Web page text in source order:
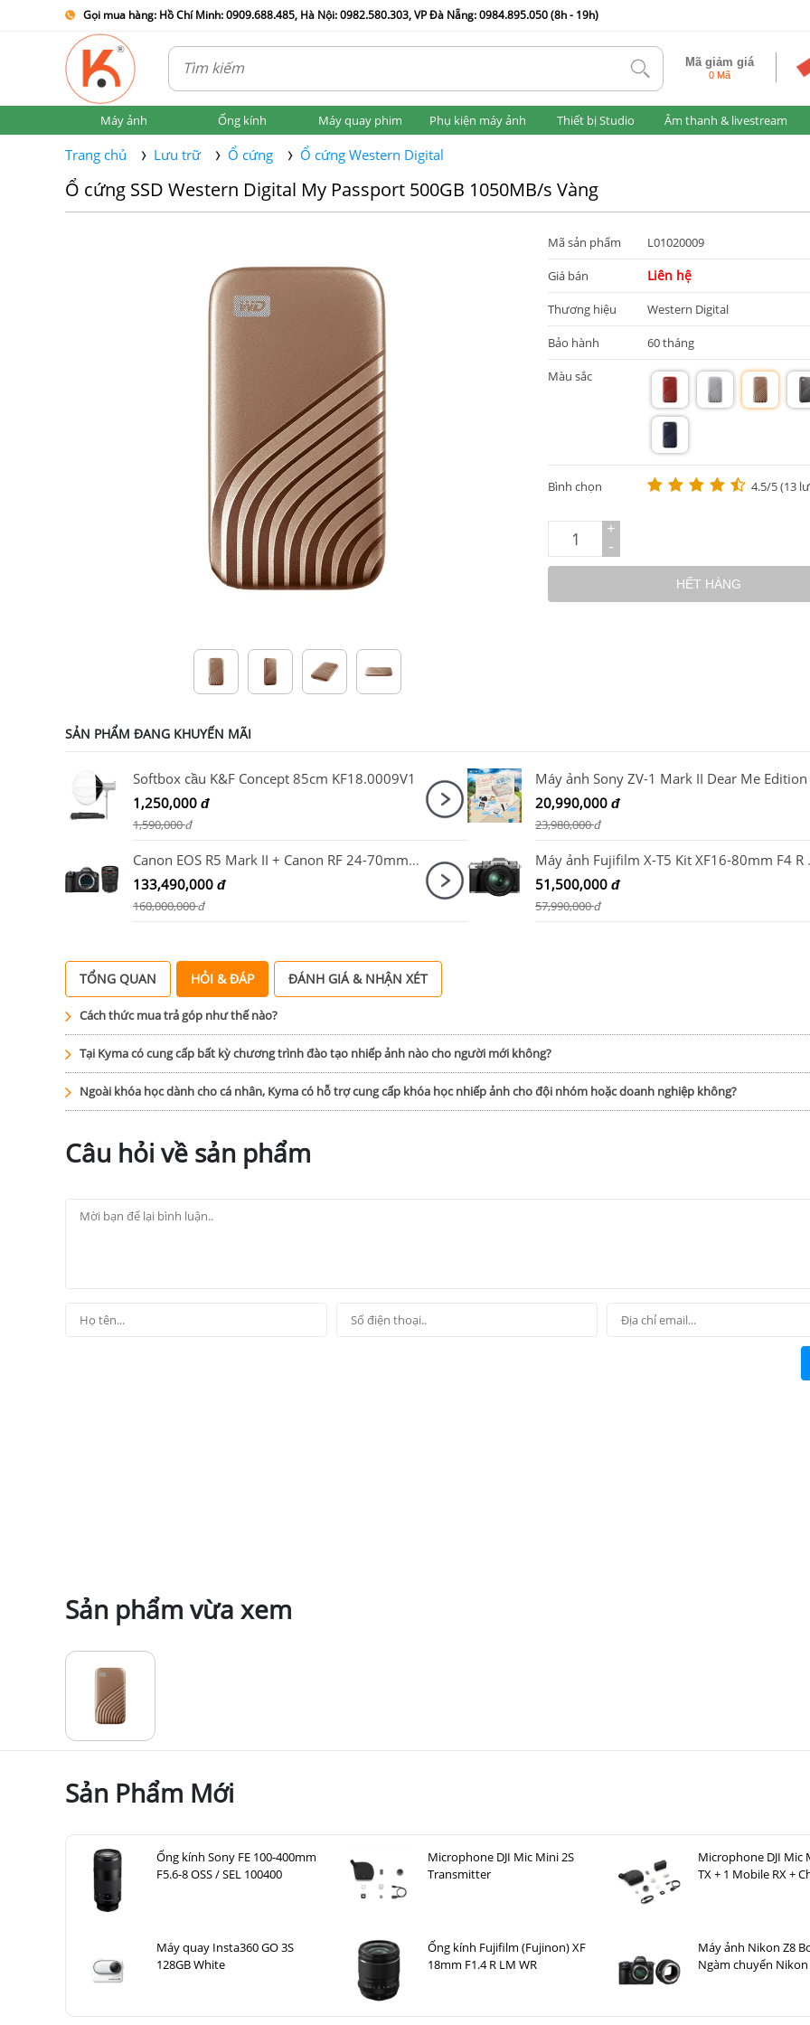
Gọi mua hàng: Hồ Chí Minh: 0909.688.485, Hà Nội: 0982.580.303, VP Đà Nẵng: 0984.895.050 (8h - 19h)
tlk Mã giảm giá
0 Mã
Máy ảnh Ống kính Máy quay phim Phụ kiện máy ảnh Thiết bị Studio Âm thanh & livestream
Trang chủ Lưu trữ Ổ cứng Ổ cứng Western Digital
Ổ cứng SSD Western Digital My Passport 500GB 1050MB/s Vàng
Mã sản phẩm L01020009
Giá bán Liên hệ
Thương hiệu Western Digital
Bảo hành 60 tháng
Màu sắc
m
m
Bình chọn 4.5/5 (13
+
-
HẾT HÀNG
SẢN PHẨM ĐANG KHUYẾN MÃI
Softbox cầu K&F Concept 85cm KF18.0009V1
1,250,000 đ
1,590,000đ
20,990,000 đ
23,980,000đ
Canon EOS R5 Mark II + Canon RF 24-70mm F2.8 L IS USM
133,490,000 đ
160,000,000đ
Máy
51,500,000 đ
57,990,000đ
TỔNG QUAN HỎI & ĐÁP ĐÁNH GIÁ & NHẬN XÉT
Cách thức mua trả góp như thế nào?
Tại Kyma có cung cấp bất kỳ chương trình đào tạo nhiếp ảnh nào cho người mới không?
Ngoài khóa học dành cho cá nhân, Kyma có hỗ trợ cung cấp khóa học nhiếp ảnh cho đội nhóm hoặc doanh nghiệp không?
Câu hỏi về sản phẩm
Sản phẩm vừa xem
Sản Phẩm Mới
Ống kính Sony FE 100-400mm
F5.6-8 OSS / SEL 100400
Microphone DJI Mic Mini 2S
Transmitter
Microphone DJI Mic
TX + 1 Mobile RX +
Máy quay Insta360 GO 3S
128GB White
Ống kính Fujifilm (Fujinon) XF
18mm F1.4 R LM WR
Máy ảnh Nikon Z8
Ngàm chuyển Nikon